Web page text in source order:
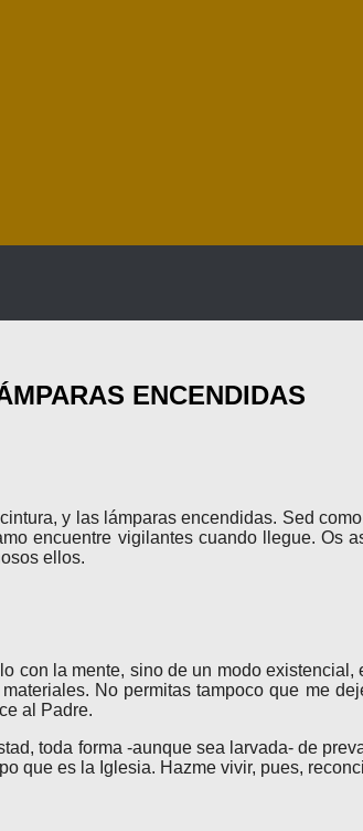
ENCENDIDAS
y las lámparas encendidas. Sed
encuentre vigilantes cuando llegue.
ellos.
con la mente, sino de un modo
No permitas tampoco que me
al Padre.
toda forma -aunque sea larvada- de
que es la Iglesia. Hazme vivir, pues,